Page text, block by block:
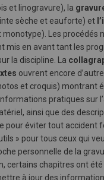
et linogravure), la
sèche et eauforte) et
Les procédés
mis en avant tant les
la discipline. La
ouvrent encore
et croquis) montrant
pratiques sur
ainsi que des
pour éviter tout accident
» pour tous ceux qui
personnelle de la
certains chapitres ont
à jour des